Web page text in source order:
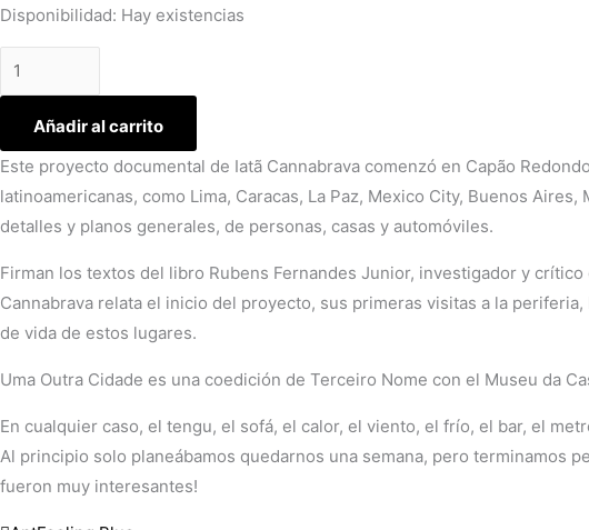
Disponibilidad: Hay existencias
Añadir al carrito
Este proyecto documental de Iatã Cannabrava comenzó en Capão
latinoamericanas, como Lima, Caracas, La Paz, Mexico City, Buenos
detalles y planos generales, de personas, casas y automóviles.
Firman los textos del libro Rubens Fernandes Junior, investigador y
Cannabrava relata el inicio del proyecto, sus primeras visitas a la
de vida de estos lugares.
Uma Outra Cidade es una coedición de Terceiro Nome con el Museu da
En cualquier caso, el tengu, el sofá, el calor, el viento, el frío, el bar, el
Al principio solo planeábamos quedarnos una semana, pero terminamos
fueron muy interesantes!